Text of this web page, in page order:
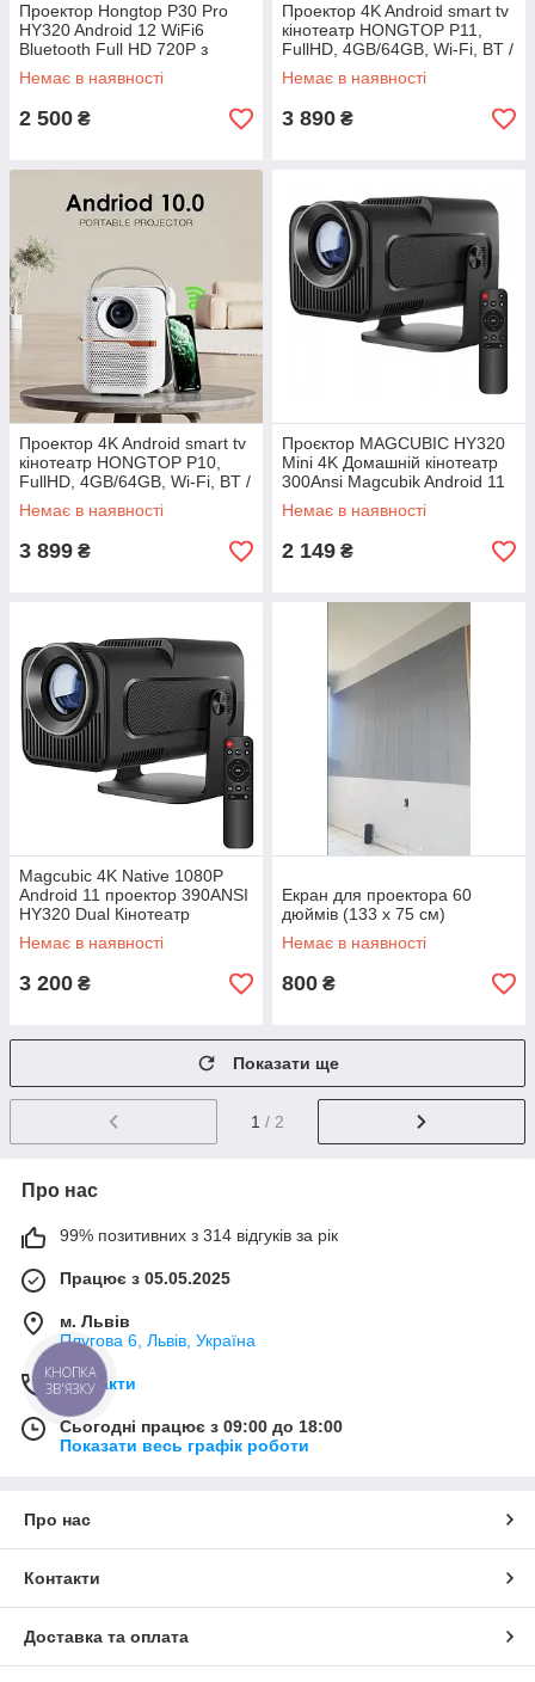
Проектор Hongtop P30 Pro
HY320 Android 12 WiFi6
Bluetooth Full HD 720P з
підтримкою 4K
Немає в наявності
2 500 ₴
Проектор 4K Android smart tv
кінотеатр HONGTOP P11,
FullHD, 4GB/64GB, Wi-Fi, BT /
Transpeed P10
Немає в наявності
3 890 ₴
Проектор 4K Android smart tv
кінотеатр HONGTOP P10,
FullHD, 4GB/64GB, Wi-Fi, BT /
Transpeed P10
Немає в наявності
3 899 ₴
Проєктор MAGCUBIC HY320
Mini 4K Домашній кінотеатр
300Ansi Magcubik Android 11
Немає в наявності
2 149 ₴
Magcubic 4K Native 1080P
Android 11 проектор 390ANSI
HY320 Dual Кінотеатр
відкритий портативний
проектор
Немає в наявності
3 200 ₴
Екран для проектора 60
дюймів (133 х 75 см)
Немає в наявності
800 ₴
Показати ще
1 / 2
Про нас
99% позитивних з 314 відгуків за рік
Працює з 05.05.2025
м. Львів
Плугова 6, Львів, Україна
Контакти
Сьогодні працює з 09:00 до 18:00
Показати весь графік роботи
Про нас
Контакти
Доставка та оплата
КНОПКА
ЗВ'ЯЗКУ